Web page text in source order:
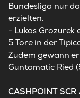
Bundesliga nur
erzielten.
- Lukas Grozurek
5 Tore in der
Zudem gewann
Guntamatic Ried
CASHPOINT